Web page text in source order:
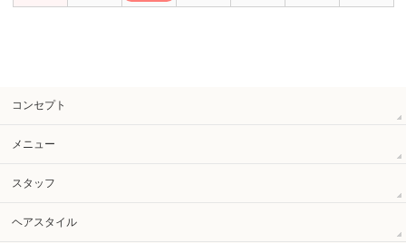
コンセプト
メニュー
スタッフ
ヘアスタイル